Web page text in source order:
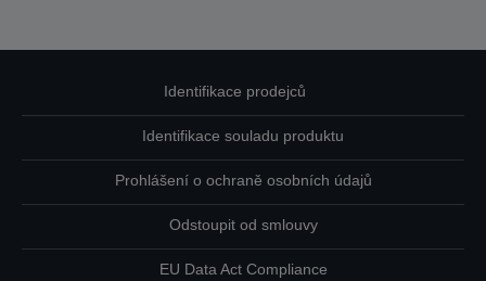
Identifikace prodejců
Identifikace souladu produktu
Prohlášení o ochraně osobních údajů
Odstoupit od smlouvy
EU Data Act Compliance